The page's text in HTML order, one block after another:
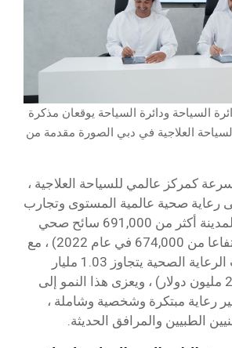
السياحة ودائرة السياحة يوقعان مذكرة
العلاجية في دبي الصورة مقدمة من
كمركز عالمي للسياحة العلاجية ،
صحية عالمية المستوى وتجارب
فاخرة. استقبلت المدينة أكثر من 691,000 سائح صحي
في عام 2023 (ارتفاعا من 674,000 في عام 2022) ، مع
إنفاق على خدمات الرعاية الصحية يتجاوز 1.03 مليار
درهم إماراتي (280 مليون دولار) ، ويعزى هذا النمو إلى
رعاية مبتكرة وشخصية وشاملة ،
الطبيين والمرافق الحديثة.